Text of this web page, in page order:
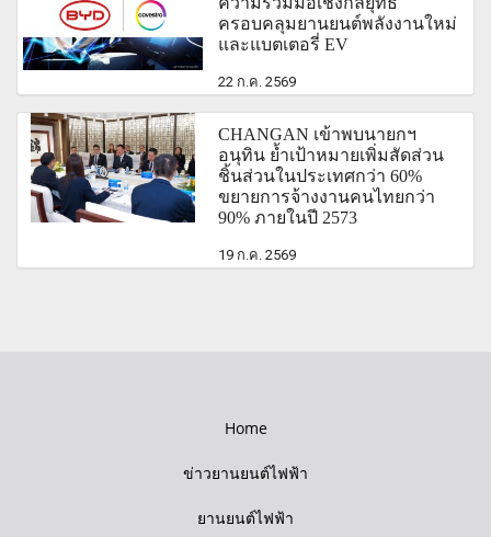
ครอบคลุมยานยนต์พลังงานใหม่
และแบตเตอรี่ EV
22 ก.ค. 2569
CHANGAN เข้าพบนายกฯ
อนุทิน ย้ำเป้าหมายเพิ่มสัดส่วน
ชิ้นส่วนในประเทศกว่า 60%
ขยายการจ้างงานคนไทยกว่า
90% ภายในปี 2573
19 ก.ค. 2569
Home
ข่าวยานยนต์ไฟฟ้า
ยานยนต์ไฟฟ้า